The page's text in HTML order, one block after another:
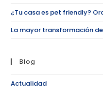
¿Tu casa es pet friendly?
La mayor transformación
Blog
Actualidad